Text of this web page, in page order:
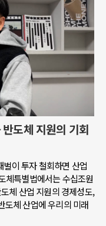
도체 지원의 기회
이 투자 철회하면 산업
체특별법에서는 수십조원
체 산업 지원의 경제성도,
도체 산업에 우리의 미래